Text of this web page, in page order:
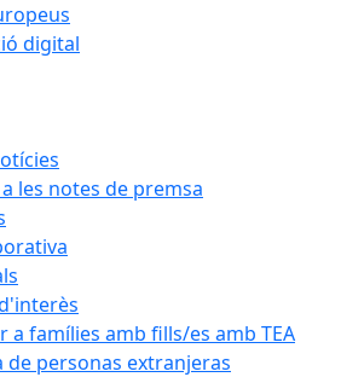
digital
les notes de premsa
a famílies amb fills/es amb TEA
de personas extranjeras